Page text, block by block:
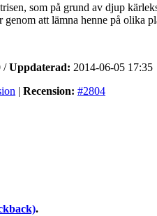
som på grund av djup
genom att lämna henne på olika
/Uppdaterad: 2014-06-05 17:35
| Recension: #2804
.